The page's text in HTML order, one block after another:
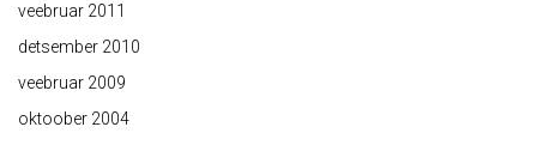
veebruar 2011
detsember 2010
veebruar 2009
oktoober 2004